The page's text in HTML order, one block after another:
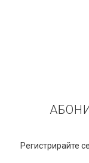
Регистрирайте